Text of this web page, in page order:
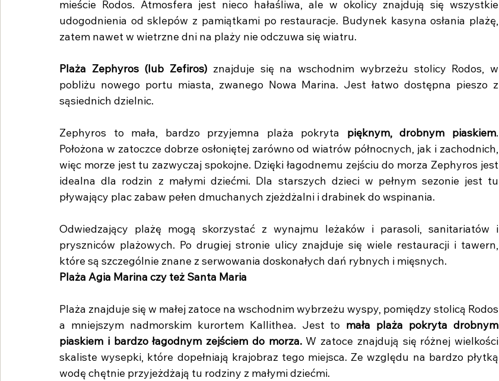
mieście Rodos. Atmosfera jest nieco hałaśliwa, ale w okolicy znajdują się wszystkie
udogodnienia od sklepów z pamiątkami po restauracje. Budynek kasyna osłania plażę,
zatem nawet w wietrzne dni na plaży nie odczuwa się wiatru.
Plaża Zephyros (lub Zefiros) znajduje się na wschodnim wybrzeżu stolicy Rodos, w
pobliżu nowego portu miasta, zwanego Nowa Marina. Jest łatwo dostępna pieszo z
sąsiednich dzielnic.
Zephyros to mała, bardzo przyjemna plaża pokryta pięknym, drobnym piaskiem.
Położona w zatoczce dobrze osłoniętej zarówno od wiatrów północnych, jak i zachodnich,
więc morze jest tu zazwyczaj spokojne. Dzięki łagodnemu zejściu do morza Zephyros jest
idealna dla rodzin z małymi dziećmi. Dla starszych dzieci w pełnym sezonie jest tu
pływający plac zabaw pełen dmuchanych zjeżdżalni i drabinek do wspinania.
Odwiedzający plażę mogą skorzystać z wynajmu leżaków i parasoli, sanitariatów i
pryszniców plażowych. Po drugiej stronie ulicy znajduje się wiele restauracji i tawern,
które są szczególnie znane z serwowania doskonałych dań rybnych i mięsnych.
Plaża Agia Marina czy też Santa Maria
Plaża znajduje się w małej zatoce na wschodnim wybrzeżu wyspy, pomiędzy stolicą Rodos
a mniejszym nadmorskim kurortem Kallithea. Jest to mała plaża pokryta drobnym
piaskiem i bardzo łagodnym zejściem do morza. W zatoce znajdują się różnej wielkości
skaliste wysepki, które dopełniają krajobraz tego miejsca. Ze względu na bardzo płytką
wodę chętnie przyjeżdżają tu rodziny z małymi dziećmi.